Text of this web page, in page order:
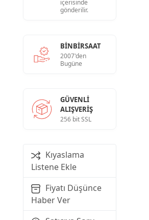
içerisinde
gönderilir.
BINBIRSAAT
2007'den
Bugüne
GÜVENLI
ALIŞVERIŞ
256 bit SSL
Kıyaslama
Listene Ekle
Fiyatı Düşünce
Haber Ver